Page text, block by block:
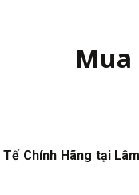
Mua
Chính Hãng tại